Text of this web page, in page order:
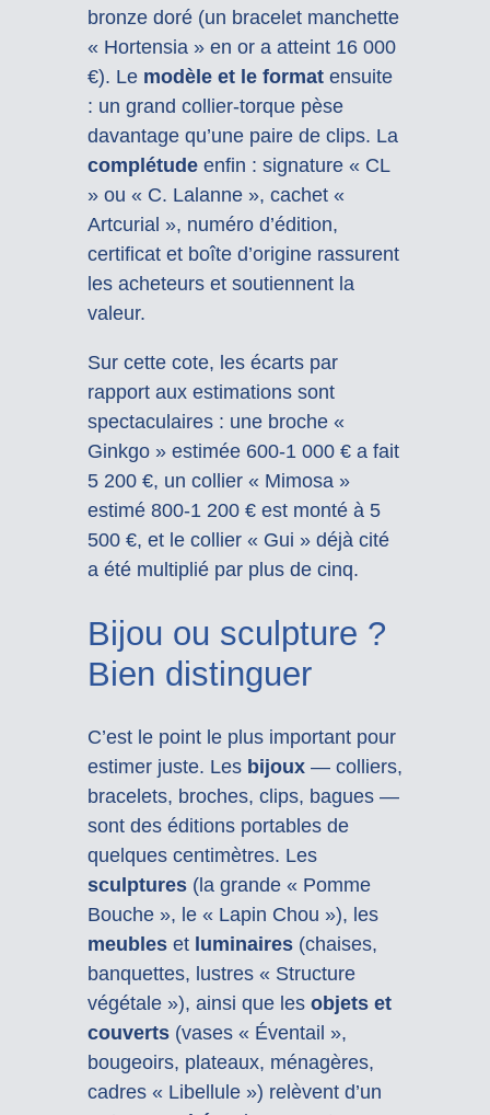
bronze doré (un bracelet manchette
« Hortensia » en or a atteint 16 000
€). Le modèle et le formatensuite
: un grand collier-torque pèse
davantage qu’une paire de clips. La
complétudeenfin : signature « CL
» ou « C. Lalanne », cachet «
Artcurial », numéro d’édition,
certificat et boîte d’origine rassurent
les acheteurs et soutiennent la
valeur.
Sur cette cote, les écarts par
rapport aux estimations sont
spectaculaires : une broche «
Ginkgo » estimée 600-1 000 € a fait
5 200 €, un collier « Mimosa »
estimé 800-1 200 € est monté à 5
500 €, et le collier « Gui » déjà cité
a été multiplié par plus de cinq.
Bijou ou sculpture ?
Bien distinguer
C’est le point le plus important pour
estimer juste. Les bijoux— colliers,
bracelets, broches, clips, bagues —
sont des éditions portables de
quelques centimètres. Les
sculptures(la grande « Pomme
Bouche », le « Lapin Chou »), les
meubleset luminaires(chaises,
banquettes, lustres « Structure
végétale »), ainsi que les objets et
couverts(vases « Éventail »,
bougeoirs, plateaux, ménagères,
cadres « Libellule ») relèvent d’un